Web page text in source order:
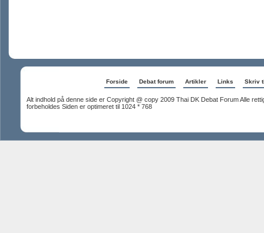
Forside Debat forum Artikler Links Skriv
Alt indhold på denne side er Copyright @ copy 2009 Thai DK Debat Forum Alle
forbeholdes Siden er optimeret til 1024 * 768